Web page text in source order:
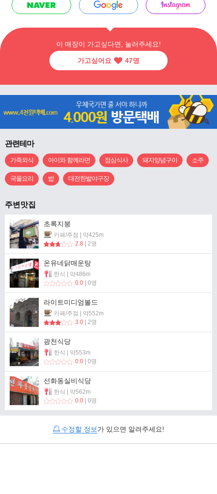
이 매장이 가고싶다면, 눌러주세요!
가고싶어요 47명
관련테마
가족외식 아이와 함께라면 점심식사 돼지양념구이 소주
국물요리 밥 대전한밭야구장
주변맛집
초록지붕
카페/주점 | 약425m
2.8 | 2명
온유네닭매운탕
한식 | 약486m
0.0 | 0명
라이트미디엄볼드
카페/주점 | 약552m
3.0 | 2명
광천식당
한식 | 약553m
0.0 | 0명
선화동실비식당
한식 | 약562m
0.0 | 0명
수정할 정보가 있으면 알려주세요!